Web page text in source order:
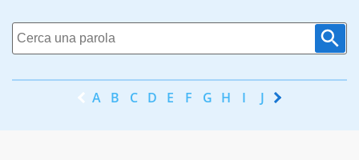
A B C D E F G H I J K